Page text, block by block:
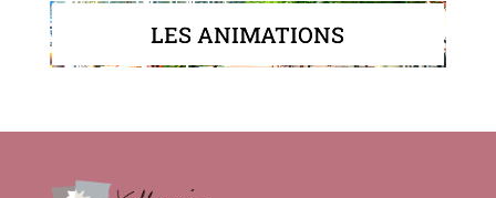
LES ANIMATIONS